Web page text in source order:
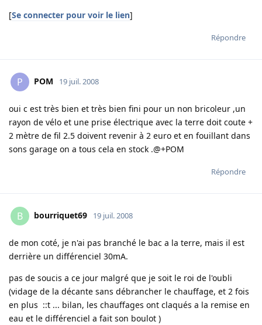
[Se connecter pour voir le lien]
Répondre
P POM 19 juil. 2008
oui c est très bien et très bien fini pour un non bricoleur ,un
rayon de vélo et une prise électrique avec la terre doit coute +
2 mètre de fil 2.5 doivent revenir à 2 euro et en fouillant dans
sons garage on a tous cela en stock .@+POM
Répondre
B bourriquet69 19 juil. 2008
de mon coté, je n'ai pas branché le bac a la terre, mais il est
derrière un différenciel 30mA.
pas de soucis a ce jour malgré que je soit le roi de l'oubli
(vidage de la décante sans débrancher le chauffage, et 2 fois
en plus ::t ... bilan, les chauffages ont claqués a la remise en
eau et le différenciel a fait son boulot )